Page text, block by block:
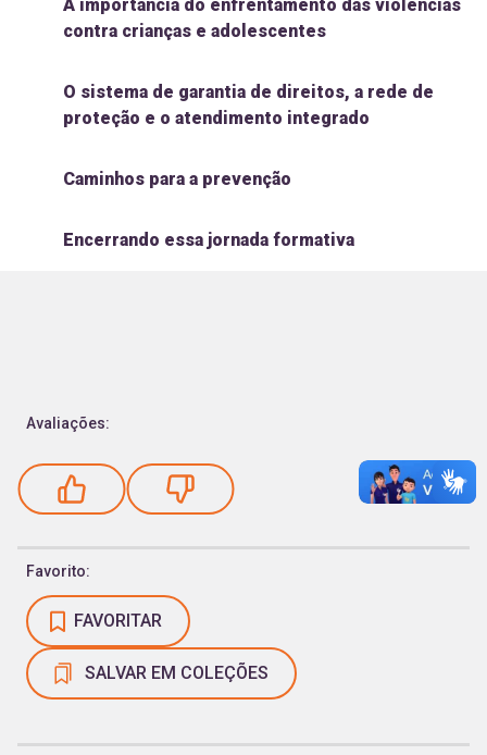
A importância do enfrentamento das violências
contra crianças e adolescentes
O sistema de garantia de direitos, a rede de
proteção e o atendimento integrado
Caminhos para a prevenção
Encerrando essa jornada formativa
Avaliações:
Favorito:
FAVORITAR
SALVAR EM COLEÇÕES